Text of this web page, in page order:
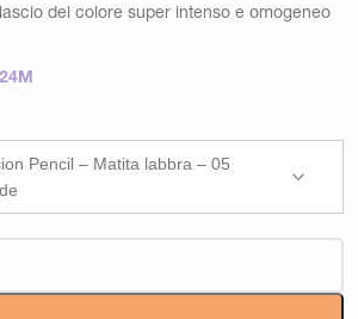
del colore super intenso e omogeneo
Pencil – Matita labbra – 05